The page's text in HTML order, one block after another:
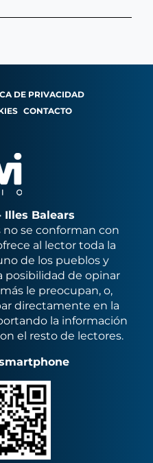
DE PRIVACIDAD
CONTACTO
Illes Balears
no se conforman con
al lector toda la
de los pueblos y
posibilidad de opinar
le preocupan, o,
directamente en la
la información
el resto de lectores.